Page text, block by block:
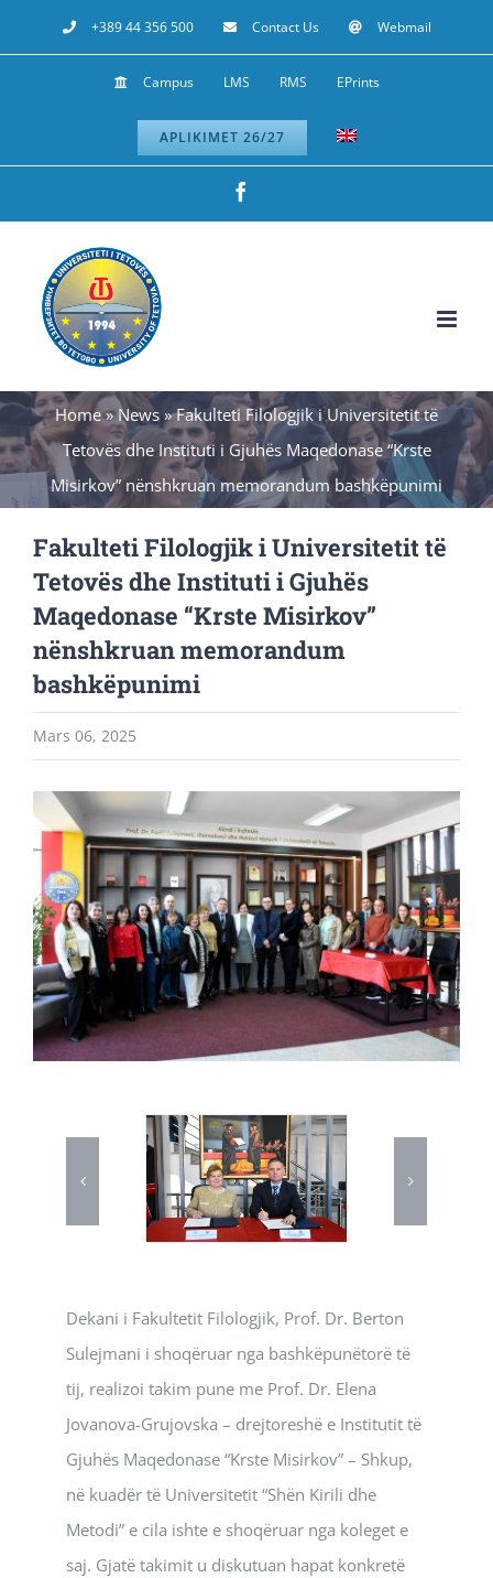
to
+389 44 356 500 Contact Us Webmail
Campus LMS RMS EPrints
APLIKIMET 26/27
Home»News »Fakulteti Filologjik i Universitetit të
Tetovës dhe Instituti i Gjuhës Maqedonase “Krste
Misirkov” nënshkruan memorandum bashkëpunimi
Fakulteti Filologjik i Universitetit të
Tetovës dhe Instituti i Gjuhës
Maqedonase “Krste Misirkov”
nënshkruan memorandum
bashkëpunimi
Mars 06, 2025
View
Larger
Image
Dekani i Fakultetit Filologjik, Prof. Dr. Berton
Sulejmani i shoqëruar nga bashkëpunëtorë të
tij, realizoi takim pune me Prof. Dr. Elena
Jovanova-Grujovska – drejtoreshë e Institutit të
Gjuhës Maqedonase “Krste Misirkov” – Shkup,
në kuadër të Universitetit “Shën Kirili dhe
Metodi” e cila ishte e shoqëruar nga koleget e
saj. Gjatë takimit u diskutuan hapat konkretë